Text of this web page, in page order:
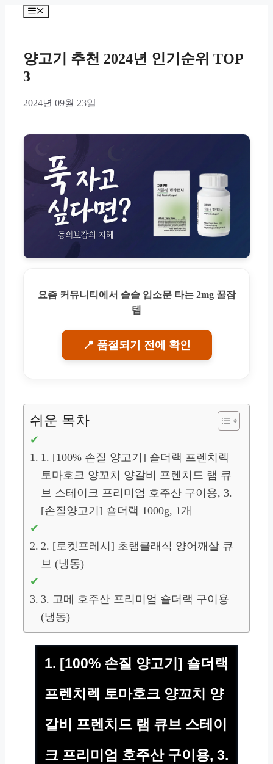
Menu
양고기 추천 2024년 인기순위 TOP
3
2024년 09월 23일
요즘 커뮤니티에서 슬슬 입소문 타는 2mg 꿀잠
템
📍 품절되기 전에 확인
쉬운 목차
1. [100% 손질 양고기] 숄더랙 프렌치렉
토마호크 양꼬치 양갈비 프렌치드 램 큐
브 스테이크 프리미엄 호주산 구이용, 3.
[손질양고기] 숄더랙 1000g, 1개
2. [로켓프레시] 초램클래식 양어깨살 큐
브 (냉동)
3. 고메 호주산 프리미엄 숄더랙 구이용
(냉동)
1. [100% 손질 양고기] 숄더랙
프렌치렉 토마호크 양꼬치 양
갈비 프렌치드 램 큐브 스테이
크 프리미엄 호주산 구이용, 3.